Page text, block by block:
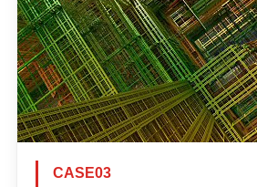
CASE03